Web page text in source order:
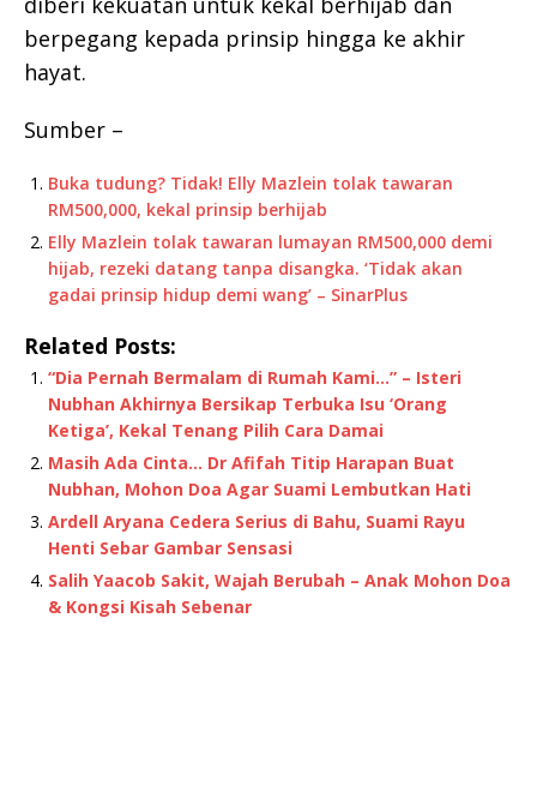
berpegang kepada prinsip hingga ke akhir
hayat.
Sumber –
Buka tudung? Tidak! Elly Mazlein tolak tawaran
RM500,000, kekal prinsip berhijab
Elly Mazlein tolak tawaran lumayan RM500,000 demi
hijab, rezeki datang tanpa disangka. ‘Tidak akan
gadai prinsip hidup demi wang’ – SinarPlus
Related Posts:
“Dia Pernah Bermalam di Rumah Kami…” – Isteri
Nubhan Akhirnya Bersikap Terbuka Isu ‘Orang
Ketiga’, Kekal Tenang Pilih Cara Damai
Masih Ada Cinta… Dr Afifah Titip Harapan Buat
Nubhan, Mohon Doa Agar Suami Lembutkan Hati
Ardell Aryana Cedera Serius di Bahu, Suami Rayu
Henti Sebar Gambar Sensasi
Salih Yaacob Sakit, Wajah Berubah – Anak Mohon Doa
& Kongsi Kisah Sebenar